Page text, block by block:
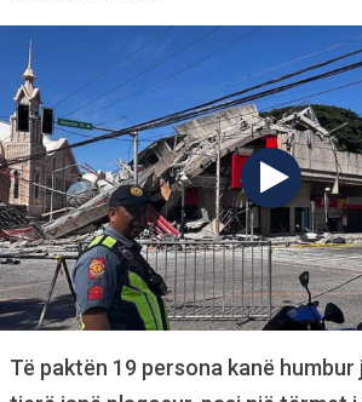
Të paktën 19 persona kanë